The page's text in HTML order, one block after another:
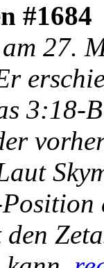
#1684
27.
3:18-